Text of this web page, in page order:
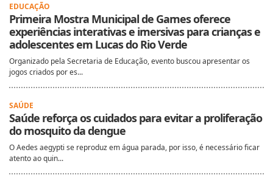
EDUCAÇÃO
Primeira Mostra Municipal de Games oferece
experiências interativas e imersivas para crianças e
adolescentes em Lucas do Rio Verde
Organizado pela Secretaria de Educação, evento buscou apresentar os
jogos criados por es...
SAÚDE
Saúde reforça os cuidados para evitar a proliferação
do mosquito da dengue
O Aedes aegypti se reproduz em água parada, por isso, é necessário ficar
atento ao quin...